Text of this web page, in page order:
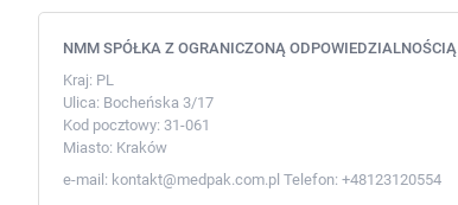
NMM SPÓŁKA Z OGRANICZONĄ ODPOWIEDZIALNOŚCIĄ
Kraj: PL
Ulica: Bocheńska 3/17
Kod pocztowy: 31-061
Miasto: Kraków
e-mail: kontakt@medpak.com.pl Telefon: +48123120554